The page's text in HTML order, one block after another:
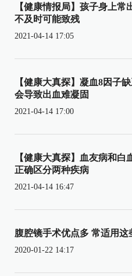
【健康情报局】孩子身上
不及时可能致残
2021-04-14 17:05
【健康大真探】凝血8因子
会导致出血难凝固
2021-04-14 17:00
【健康大真探】血友病和
正确区分两种疾病
2021-04-14 16:47
腹腔镜手术优点多 常适用这
2020-01-22 14:17